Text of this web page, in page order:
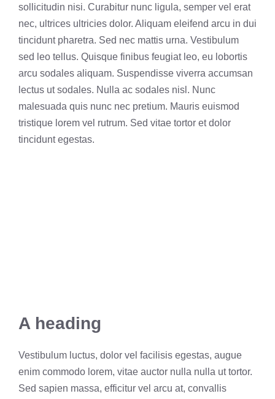
sollicitudin nisi. Curabitur nunc ligula, semper vel erat
nec, ultrices ultricies dolor. Aliquam eleifend arcu in dui
tincidunt pharetra. Sed nec mattis urna. Vestibulum
sed leo tellus. Quisque finibus feugiat leo, eu lobortis
arcu sodales aliquam. Suspendisse viverra accumsan
lectus ut sodales. Nulla ac sodales nisl. Nunc
malesuada quis nunc nec pretium. Mauris euismod
tristique lorem vel rutrum. Sed vitae tortor et dolor
tincidunt egestas.
A heading
Vestibulum luctus, dolor vel facilisis egestas, augue
enim commodo lorem, vitae auctor nulla nulla ut tortor.
Sed sapien massa, efficitur vel arcu at, convallis